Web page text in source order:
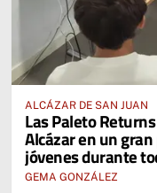
ALCÁZAR DE SAN JUAN
Las Paleto
Alcázar en un
jóvenes durante
GEMA GONZÁLEZ